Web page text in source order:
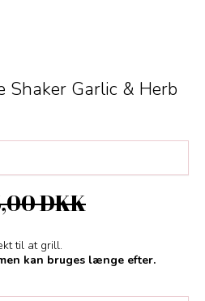
Shaker Garlic & Herb
DKK
til at grill.
kan bruges længe efter.